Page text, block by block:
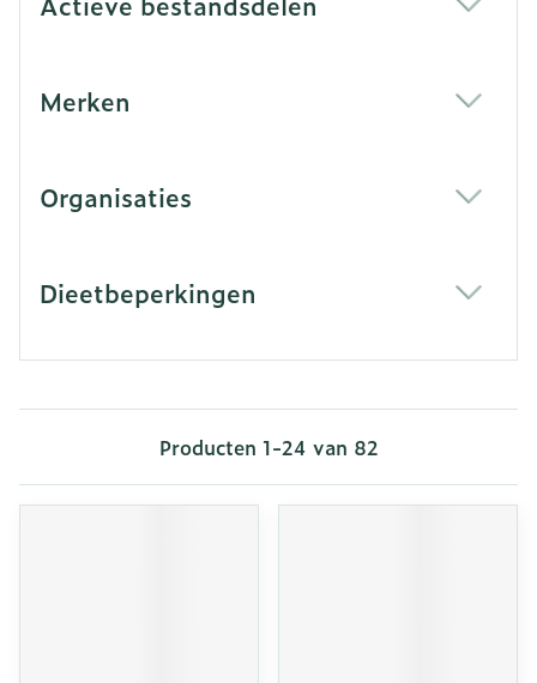
Merken
Organisaties
Dieetbeperkingen
Producten 1-24 van 82